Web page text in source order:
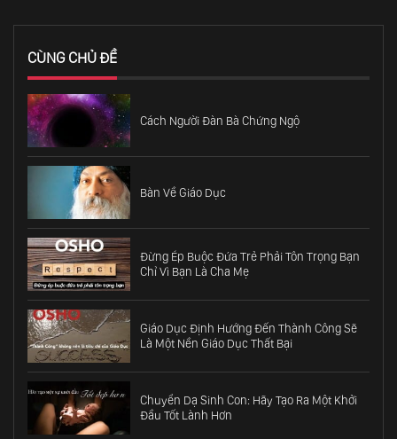
CÙNG CHỦ ĐỀ
Cách Người Đàn Bà Chứng Ngộ
Bàn Về Giáo Dục
Đừng Ép Buộc Đứa Trẻ Phải Tôn Trọng Bạn
Chỉ Vì Bạn Là Cha Mẹ
Giáo Dục Định Hướng Đến Thành Công Sẽ
Là Một Nền Giáo Dục Thất Bại
Chuyển Dạ Sinh Con: Hãy Tạo Ra Một Khởi
Đầu Tốt Lành Hơn